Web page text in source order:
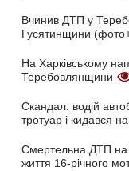
Вчинив ДТП у
Гусятинщини
На Харківському
Теребовлянщини
Скандал: водій
тротуар і кидався
Смертельна ДТП на
життя 16-річного